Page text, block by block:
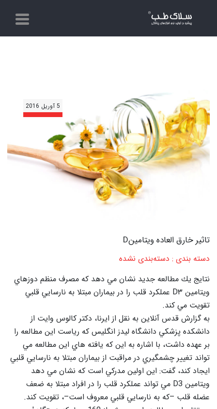
5 آوریل 2016
تاثیر خارق العاده ويتامينD
دسته بندی : دسته‌بندی نشده
نتايج يك مطالعه جديد نشان مي دهد كه مصرف منظم دوزهاي
ويتامين D۳ عملكرد قلب را در بيماران مبتلا به نارسايي قلبي
تقويت مي كند.
به گزارش قدس آنلاین به نقل از ايرنا، دكتر كالوس وايت از
دانشكده پزشكي دانشگاه ليدز انگليس كه رياست اين مطالعه را
بر عهده داشت، با اشاره به اين كه يافته هاي اين مطالعه مي
تواند تغيير چشمگيري در مراقبت از بيماران مبتلا به نارسايي قلبي
ايجاد كند، گفت: اين اولين مدركي است كه نشان مي دهد
ويتامين D3 مي تواند عملكرد قلب را در افراد مبتلا به ضعف
عضله قلب –كه به نارسايي قلبي معروف است–، تقويت كند.